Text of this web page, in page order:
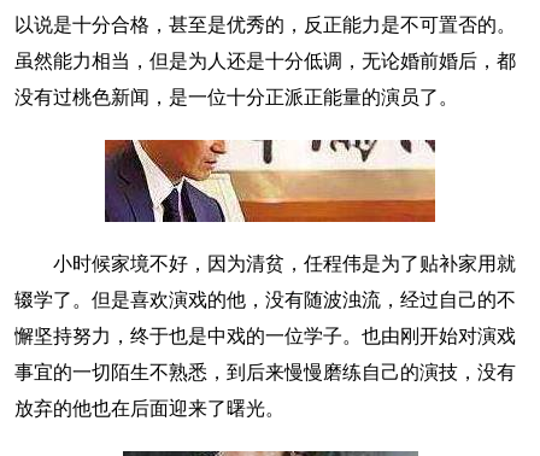
以说是十分合格，甚至是优秀的，反正能力是不可置否的。
虽然能力相当，但是为人还是十分低调，无论婚前婚后，都
没有过桃色新闻，是一位十分正派正能量的演员了。
小时候家境不好，因为清贫，任程伟是为了贴补家用就
辍学了。但是喜欢演戏的他，没有随波浊流，经过自己的不
懈坚持努力，终于也是中戏的一位学子。也由刚开始对演戏
事宜的一切陌生不熟悉，到后来慢慢磨练自己的演技，没有
放弃的他也在后面迎来了曙光。